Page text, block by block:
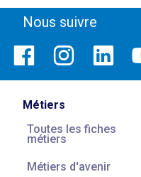
Nous suivre
Métiers
Toutes les fiches
métiers
Métiers d'avenir